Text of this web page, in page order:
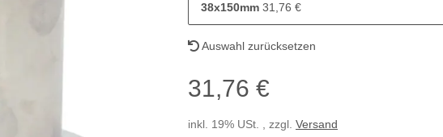
38x150mm 31,76 €
Auswahl zurücksetzen
31,76 €
inkl. 19% USt. , zzgl. Versand